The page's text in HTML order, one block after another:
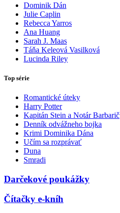
Dominik Dán
Julie Caplin
Rebecca Yarros
Ana Huang
Sarah J. Maas
Táňa Keleová Vasilková
Lucinda Riley
Top série
Romantické úteky
Harry Potter
Kapitán Stein a Notár Barbarič
Denník odvážneho bojka
Krimi Dominika Dána
Učím sa rozprávať
Duna
Smradi
Darčekové poukážky
Čítačky e-kníh